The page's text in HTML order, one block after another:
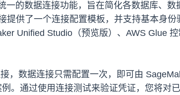
一的数据连接功能，旨在简化各数据库、
提供了一个连接配置模板，并支持基本身
Unified Studio（预览版）、AWS Glue 控
，数据连接只需配置一次，即可由
。通过使用连接测试来验证凭证，您将对